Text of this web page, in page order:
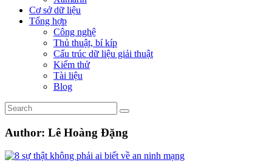
Cơ sở dữ liệu
Tổng hợp
Công nghệ
Thủ thuật, bí kíp
Cấu trúc dữ liệu giải thuật
Kiểm thử
Tài liệu
Blog
Author: Lê Hoàng Đặng